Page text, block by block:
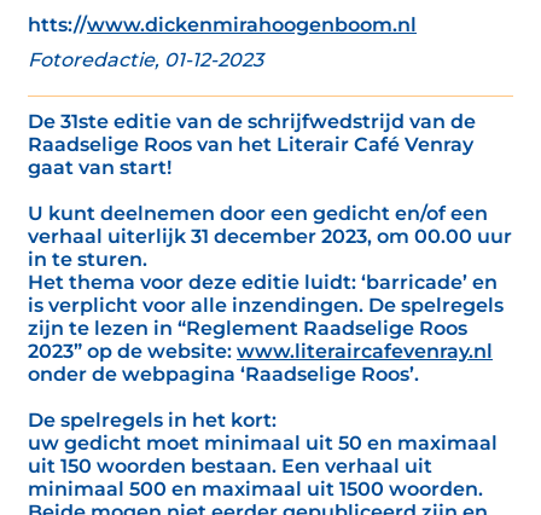
htts://www.dickenmirahoogenboom.nl
Fotoredactie, 01-12-2023
De 31ste editie van de schrijfwedstrijd van de
Raadselige Roos van het Literair Café Venray
gaat van start!
U kunt deelnemen door een gedicht en/of een
verhaal uiterlijk 31 december 2023, om 00.00 uur
in te sturen.
Het thema voor deze editie luidt: ‘barricade’ en
is verplicht voor alle inzendingen. De spelregels
zijn te lezen in “Reglement Raadselige Roos
2023” op de website: www.literaircafevenray.nl
onder de webpagina ‘Raadselige Roos’.
De spelregels in het kort:
uw gedicht moet minimaal uit 50 en maximaal
uit 150 woorden bestaan. Een verhaal uit
minimaal 500 en maximaal uit 1500 woorden.